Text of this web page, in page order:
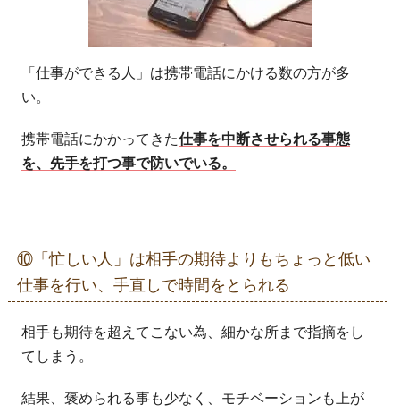
「仕事ができる人」は携帯電話にかける数の方が多
い。
携帯電話にかかってきた仕事を中断させられる事態
を、先手を打つ事で防いでいる。
⑩「忙しい人」は相手の期待よりもちょっと低い
仕事を行い、手直しで時間をとられる
相手も期待を超えてこない為、細かな所まで指摘をし
てしまう。
結果、褒められる事も少なく、モチベーションも上が